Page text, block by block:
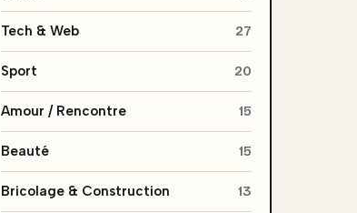
Tech & Web 27
Sport 20
Amour / Rencontre 15
Beauté 15
Bricolage & Construction 13